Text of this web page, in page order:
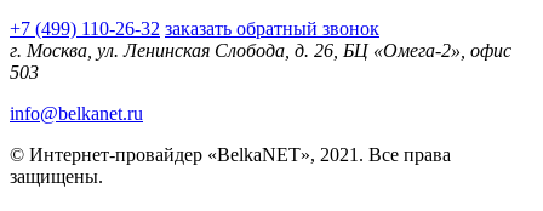
+7 (499) 110-26-32 заказать обратный звонок
г. Москва, ул. Ленинская Слобода, д. 26, БЦ «Омега-2», офис
503
info@belkanet.ru
© Интернет-провайдер «BelkaNET», 2021. Все права
защищены.